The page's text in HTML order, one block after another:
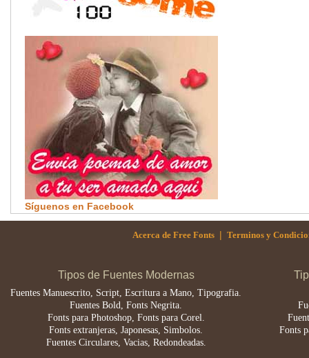
Síguenos en Facebook
Acerca de Free Fonts | Terminos y
Tipos de Fuentes Modernas
Fuentes Manuescrito, Script, Escritura a Mano, Tipografia.
Fuentes Bold, Fonts Negrita.
Fonts para Photoshop, Fonts para Corel.
Fonts extranjeras, Japonesas, Simbolos.
Fuentes Circulares, Vacias, Redondeadas.
Fonts